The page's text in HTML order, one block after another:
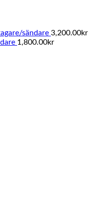
sändare 3,200.00kr
1,800.00kr